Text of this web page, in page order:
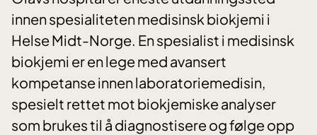
innen spesialiteten medisinsk biokjemi i
Helse Midt-Norge. En spesialist i medisinsk
biokjemi er en lege med avansert
kompetanse innen laboratoriemedisin,
spesielt rettet mot biokjemiske analyser
som brukes til å diagnostisere og følge opp